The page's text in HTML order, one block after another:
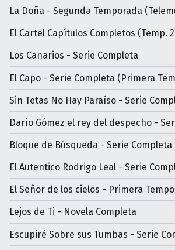
La Doña - Segunda Temporada
El Cartel Capítulos Completos (Temp.
Los Canarios - Serie Completa
El Capo - Serie Completa (Primera
Sin Tetas No Hay Paraíso - Serie
Darìo Gómez el rey del despecho -
Bloque de Búsqueda - Serie Completa
El Autentico Rodrigo Leal - Serie
El Señor de los cielos - Primera
Lejos de Ti - Novela Completa
Escupiré Sobre sus Tumbas - Serie